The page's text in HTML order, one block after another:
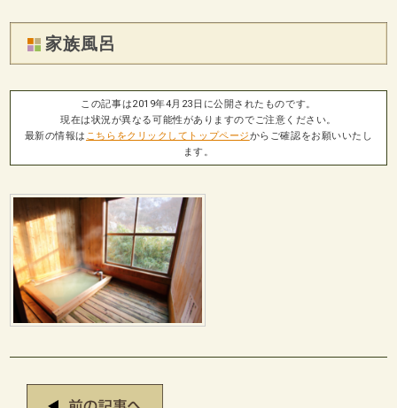
家族風呂
この記事は2019年4月23日に公開されたものです。
現在は状況が異なる可能性がありますのでご注意ください。
最新の情報は こちらをクリックしてトップページからご確認をお願いいたし
ます。